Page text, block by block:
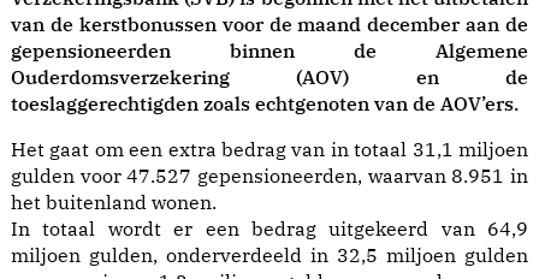
van de kerstbonussen voor de maand december aan de
gepensioneerden binnen de Algemene
Ouderdomsverzekering (AOV) en de
toeslaggerechtigden zoals echtgenoten van de AOV’ers.
Het gaat om een extra bedrag van in totaal 31,1 miljoen
gulden voor 47.527 gepensioneerden, waarvan 8.951 in
het buitenland wonen.
In totaal wordt er een bedrag uitgekeerd van 64,9
miljoen gulden, onderverdeeld in 32,5 miljoen gulden